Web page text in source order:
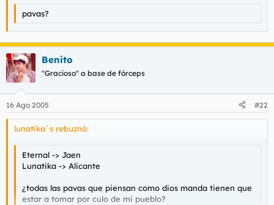
pavas?
Benito
"Gracioso" a base de fórceps
16 Ago 2005 #22
lunatika´s rebuznó:
Eternal -> Jaen
Lunatika -> Alicante
¿todas las pavas que piensan como dios manda tienen que
estar a tomar por culo de mi pueblo?